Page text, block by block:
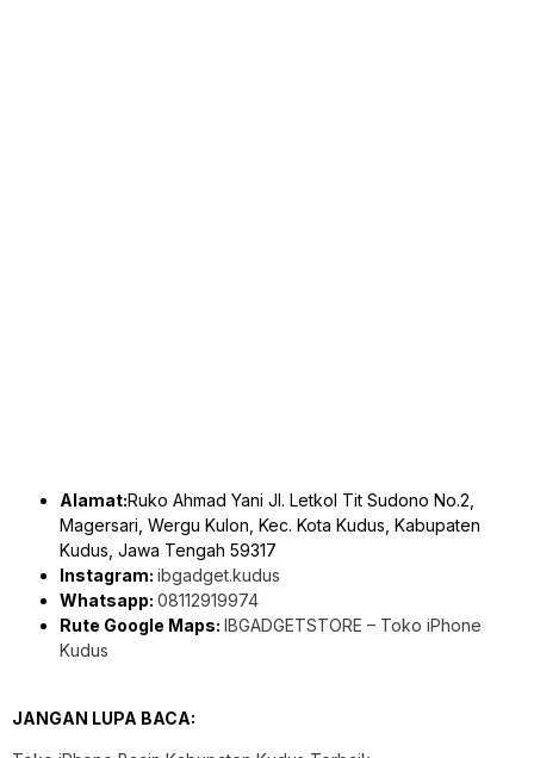
Alamat:Ruko Ahmad Yani Jl. Letkol Tit Sudono No.2,
Magersari, Wergu Kulon, Kec. Kota Kudus, Kabupaten
Kudus, Jawa Tengah 59317
Instagram: ibgadget.kudus
Whatsapp: 08112919974
Rute Google Maps: IBGADGETSTORE – Toko iPhone
Kudus
JANGAN LUPA BACA: